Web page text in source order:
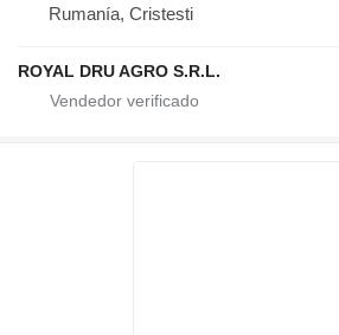
Rumanía, Cristesti
ROYAL DRU AGRO S.R.L.